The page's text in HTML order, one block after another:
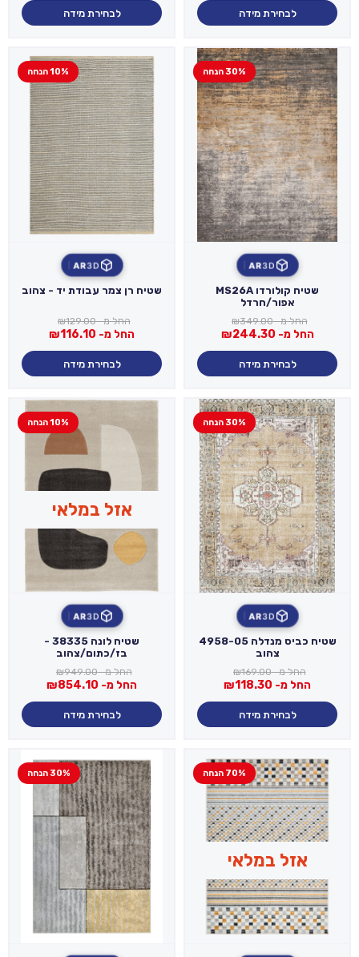
לבחירת מידה לבחירת מידה
30% הנחה
3D
AR
שטיח קולורדו MS26A
אפור/חרדל
החל מ- ₪349.00
החל מ- ₪244.30
לבחירת מידה
10% הנחה
3D
AR
שטיח רן צמר עבודת יד - צהוב
החל מ- ₪129.00
החל מ- ₪116.10
לבחירת מידה
30% הנחה
3D
AR
שטיח כביס מנדלה 4958-05
צהוב
החל מ- ₪169.00
החל מ- ₪118.30
לבחירת מידה
אזל במלאי
10% הנחה
3D
AR
שטיח לונה 38335 -
בז/כתום/צהוב
החל מ- ₪949.00
החל מ- ₪854.10
לבחירת מידה
אזל במלאי
70% הנחה 30% הנחה